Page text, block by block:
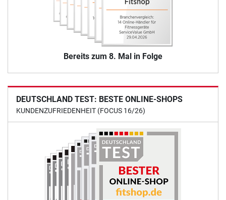
Bereits zum 8. Mal in Folge
DEUTSCHLAND TEST: BESTE ONLINE-SHOPS
KUNDENZUFRIEDENHEIT (FOCUS 16/26)